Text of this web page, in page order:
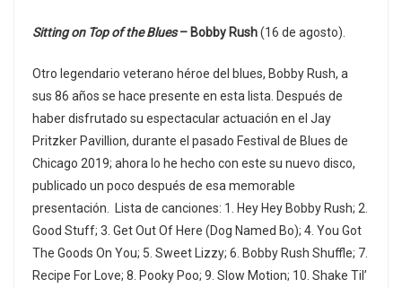
Sitting on Top of the Blues– Bobby Rush(16 de agosto).
Otro legendario veterano héroe del blues, Bobby Rush, a
sus 86 años se hace presente en esta lista. Después de
haber disfrutado su espectacular actuación en el Jay
Pritzker Pavillion, durante el pasado Festival de Blues de
Chicago 2019; ahora lo he hecho con este su nuevo disco,
publicado un poco después de esa memorable
presentación. Lista de canciones: 1. Hey Hey Bobby Rush; 2.
Good Stuff; 3. Get Out Of Here (Dog Named Bo); 4. You Got
The Goods On You; 5. Sweet Lizzy; 6. Bobby Rush Shuffle; 7.
Recipe For Love; 8. Pooky Poo; 9. Slow Motion; 10. Shake Til’